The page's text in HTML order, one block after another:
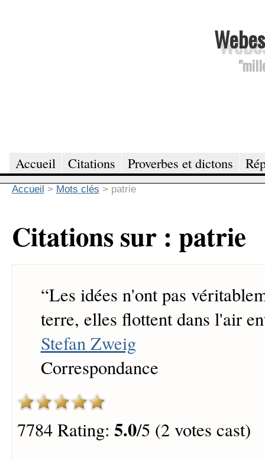
Accueil Citations Proverbes et dictons
Accueil > Mots clés > patrie
Citations sur : patrie
“Les idées n'ont pas
terre, elles flottent dans l'air
Stefan Zweig
Correspondance
7784 Rating: 5.0/5 (2 votes cast)